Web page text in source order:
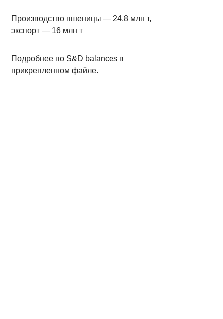
Производство пшеницы — 24.8 млн т,
экспорт — 16 млн т
Подробнее по S&D balances в
прикрепленном файле.